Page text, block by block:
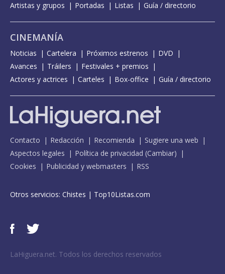
Artistas y grupos
Portadas Listas Guía / directorio
CINEMANÍA
Noticias Cartelera Próximos estrenos
DVD
Avances
Tráilers
Festivales + premios
Actores y actrices
Carteles Box-office Guía / directorio
Contacto Redacción Recomienda
Sugiere una web
Aspectos legales
Política de privacidad (Cambiar)
Cookies
Publicidad y webmasters RSS
Otros servicios: Chistes | Top10Listas.com
LaHiguera.net. Todos los derechos reservados